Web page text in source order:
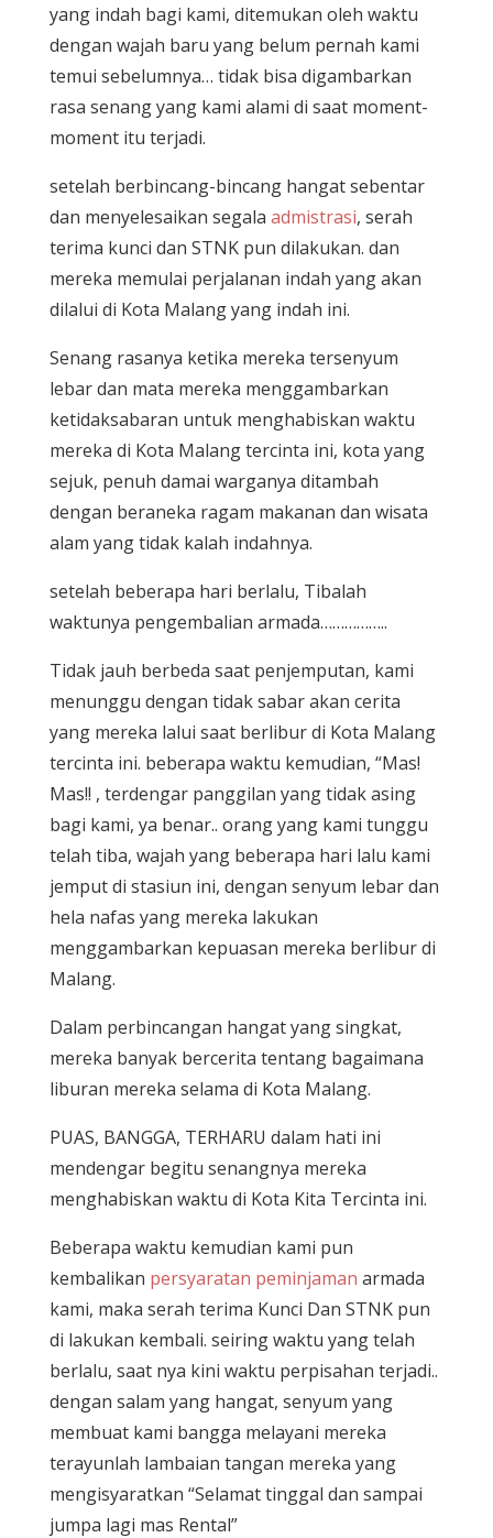
yang indah bagi kami, ditemukan oleh waktu
dengan wajah baru yang belum pernah kami
temui sebelumnya… tidak bisa digambarkan
rasa senang yang kami alami di saat moment-
moment itu terjadi.
setelah berbincang-bincang hangat sebentar
dan menyelesaikan segala admistrasi, serah
terima kunci dan STNK pun dilakukan. dan
mereka memulai perjalanan indah yang akan
dilalui di Kota Malang yang indah ini.
Senang rasanya ketika mereka tersenyum
lebar dan mata mereka menggambarkan
ketidaksabaran untuk menghabiskan waktu
mereka di Kota Malang tercinta ini, kota yang
sejuk, penuh damai warganya ditambah
dengan beraneka ragam makanan dan wisata
alam yang tidak kalah indahnya.
setelah beberapa hari berlalu, Tibalah
waktunya pengembalian armada……………..
Tidak jauh berbeda saat penjemputan, kami
menunggu dengan tidak sabar akan cerita
yang mereka lalui saat berlibur di Kota Malang
tercinta ini. beberapa waktu kemudian, “Mas!
Mas!! , terdengar panggilan yang tidak asing
bagi kami, ya benar.. orang yang kami tunggu
telah tiba, wajah yang beberapa hari lalu kami
jemput di stasiun ini, dengan senyum lebar dan
hela nafas yang mereka lakukan
menggambarkan kepuasan mereka berlibur di
Malang.
Dalam perbincangan hangat yang singkat,
mereka banyak bercerita tentang bagaimana
liburan mereka selama di Kota Malang.
PUAS, BANGGA, TERHARU dalam hati ini
mendengar begitu senangnya mereka
menghabiskan waktu di Kota Kita Tercinta ini.
Beberapa waktu kemudian kami pun
kembalikan persyaratan peminjaman armada
kami, maka serah terima Kunci Dan STNK pun
di lakukan kembali. seiring waktu yang telah
berlalu, saat nya kini waktu perpisahan terjadi..
dengan salam yang hangat, senyum yang
membuat kami bangga melayani mereka
terayunlah lambaian tangan mereka yang
mengisyaratkan “Selamat tinggal dan sampai
jumpa lagi mas Rental”